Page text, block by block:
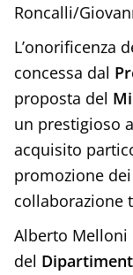
Roncalli/
L’onorificenza
concessa dal
proposta del
un prestigioso
acquisito
promozione
collaborazione
Alberto
del